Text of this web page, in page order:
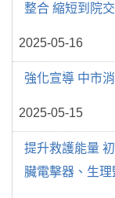
整合 縮短到院
2025-05-16
強化宣導 中市
2025-05-15
提升救護能量
臟電擊器、生理